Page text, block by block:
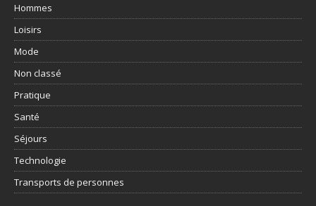
Hommes
Loisirs
Mode
Non classé
Pratique
Santé
Séjours
Technologie
Transports de personnes